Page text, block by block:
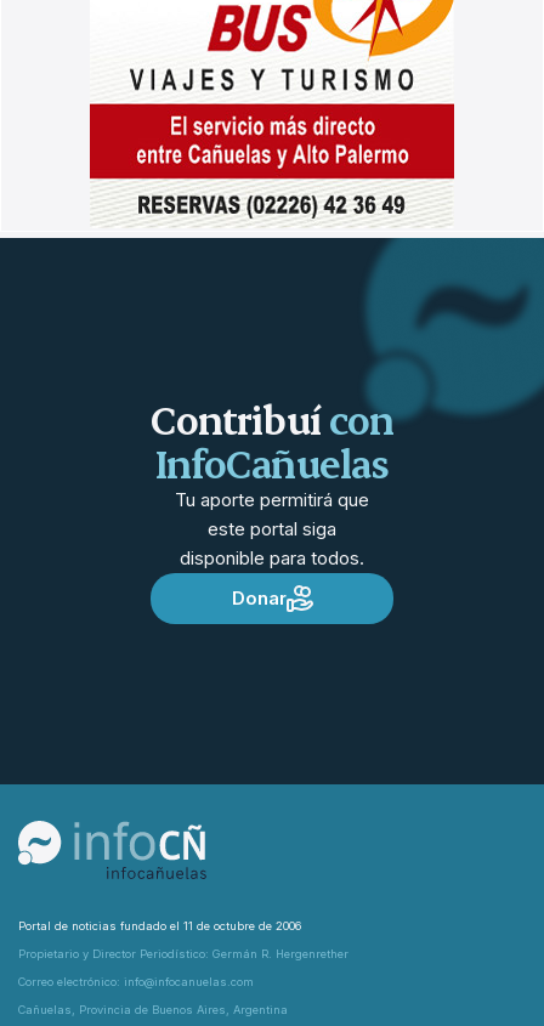
Contribuícon
InfoCañuelas
Tu aporte permitirá que
este portal siga
disponible para todos.
Donar
Portal de noticias fundado el 11 de octubre de 2006
Propietario y Director Periodístico: Germán R. Hergenrether
Correo electrónico: info@infocanuelas.com
Cañuelas, Provincia de Buenos Aires, Argentina